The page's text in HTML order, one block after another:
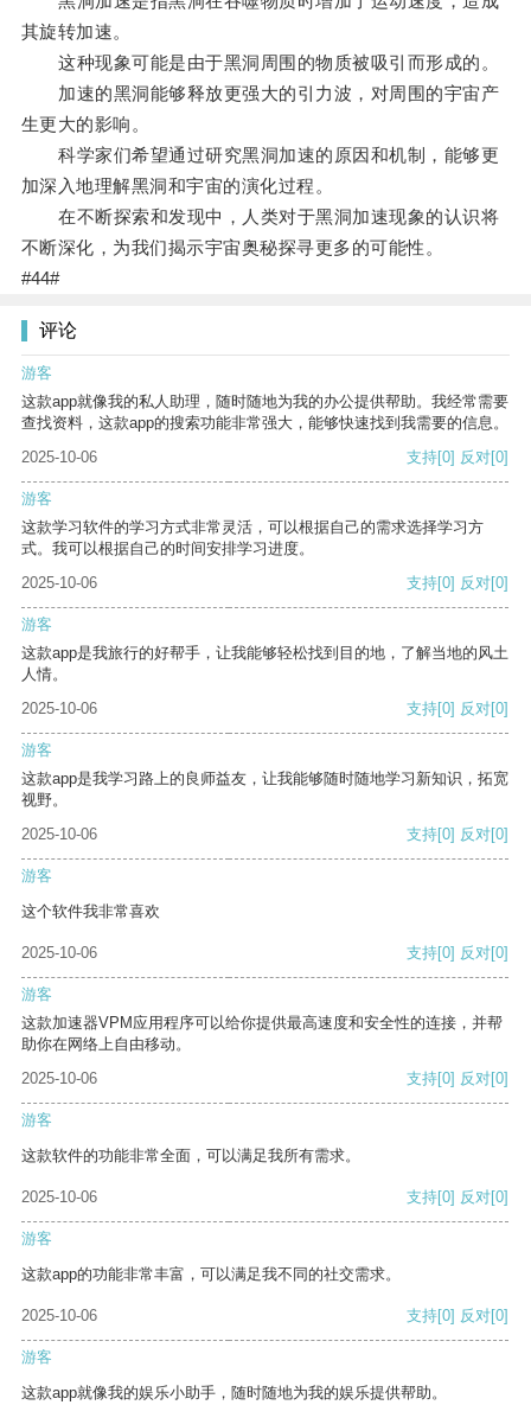
其旋转加速。
这种现象可能是由于黑洞周围的物质被吸引而形成的。
加速的黑洞能够释放更强大的引力波，对周围的宇宙产
生更大的影响。
科学家们希望通过研究黑洞加速的原因和机制，能够更
加深入地理解黑洞和宇宙的演化过程。
在不断探索和发现中，人类对于黑洞加速现象的认识将
不断深化，为我们揭示宇宙奥秘探寻更多的可能性。
#44#
评论
游客
这款app就像我的私人助理，随时随地为我的办公提供帮助。我经常需要
查找资料，这款app的搜索功能非常强大，能够快速找到我需要的信息。
2025-10-06
支持[0] 反对[0]
游客
这款学习软件的学习方式非常灵活，可以根据自己的需求选择学习方
式。我可以根据自己的时间安排学习进度。
2025-10-06
支持[0] 反对[0]
游客
这款app是我旅行的好帮手，让我能够轻松找到目的地，了解当地的风土
人情。
2025-10-06
支持[0] 反对[0]
游客
这款app是我学习路上的良师益友，让我能够随时随地学习新知识，拓宽
视野。
2025-10-06
支持[0] 反对[0]
游客
这个软件我非常喜欢
2025-10-06 支持[0] 反对[0]
游客
这款加速器VPM应用程序可以给你提供最高速度和安全性的连接，并帮
助你在网络上自由移动。
2025-10-06
支持[0] 反对[0]
游客
这款软件的功能非常全面，可以满足我所有需求。
2025-10-06 支持[0] 反对[0]
游客
这款app的功能非常丰富，可以满足我不同的社交需求。
2025-10-06 支持[0] 反对[0]
游客
这款app就像我的娱乐小助手，随时随地为我的娱乐提供帮助。